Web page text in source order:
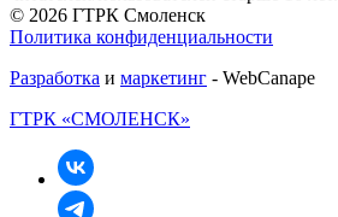
© 2026 ГТРК Смоленск
Политика конфиденциальности
Разработка и маркетинг - WebCanape
ГТРК «СМОЛЕНСК»